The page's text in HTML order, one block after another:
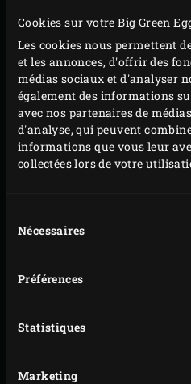
Cookies sur votre Big Green
Les cookies nous permettent
et les annonces, d'offrir des
médias sociaux et d'analyser
également des informations
avec nos partenaires de
d'analyse, qui peuvent
informations que vous leur
collectées lors de votre
duNécessaires
Préférences
Statistiques
Marketing
la grille surélevée. Nous
procéder au bas de cette
couvercle de l’EGG et
Placez la moitié des
inférieure vers le haut,
inoxydable et disposez
grille surélevée.
griller le reste des petits
surélevée, les sucrines
grille en fonte. Laissez
pendant environ 1